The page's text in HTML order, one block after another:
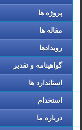
پروژه ها
مقاله ها
رویدادها
گواهینامه و تقدیر
استاندارد ها
استخدام
درباره ما